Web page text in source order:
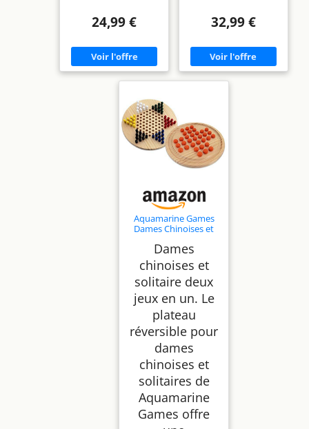
24,99 € 32,99 €
Aquamarine Games
Dames Chinoises et
COC-059290 (CP056)
Dames
chinoises et
solitaire deux
jeux en un. Le
plateau
réversible pour
dames
chinoises et
solitaires de
Aquamarine
Games offre